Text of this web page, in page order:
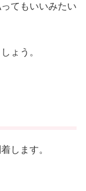
てもいいみたい
ょう。
します。